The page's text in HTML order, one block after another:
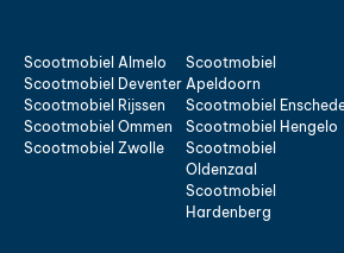
Scootmobiel Almelo
Scootmobiel Deventer
Scootmobiel Rijssen
Scootmobiel Ommen
Scootmobiel Zwolle
Scootmobiel
Apeldoorn
Scootmobiel
Scootmobiel Hengelo
Scootmobiel
Oldenzaal
Scootmobiel
Hardenberg